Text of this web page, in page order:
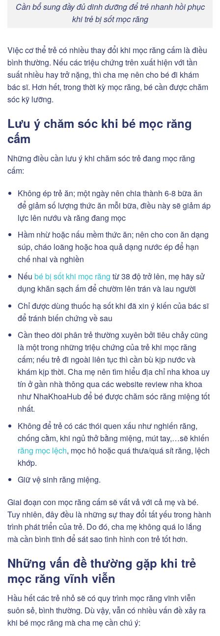
Cần bổ sung đầy đủ dinh dưỡng để trẻ nhanh hồi phục
khi trẻ bị sốt mọc răng
Việc cơ thể trẻ có nhiều thay đổi khi mọc răng cấm là điều
bình thường. Nếu các triệu chứng trên xuất hiện với tần
suất nhiều hay trở nặng, thì cha mẹ nên cho bé đi khám
bác sĩ. Hơn hết, trong thời kỳ mọc răng, bé cần được chăm
sóc kỹ lưỡng.
Lưu ý chăm sóc khi bé mọc răng
cấm
Những điều cần lưu ý khi chăm sóc trẻ đang mọc răng
cấm:
Không ép trẻ ăn; một ngày nên chia thành 6-8 bữa ăn
để giảm số lượng thức ăn mỗi bữa, điều này sẽ giảm áp
lực lên nướu và răng đang mọc
Hầm nhừ hoặc nấu mềm thức ăn; nên cho con ăn dạng
súp, cháo loãng hoặc hoa quả dạng nước ép để hạn
chế nhai và nghiền
Nếu bé bị sốt khi mọc răng từ 38 độ trở lên, mẹ hãy sử
dụng khăn sạch ấm để chườm lên trán và lau người
Chỉ được dùng thuốc hạ sốt khi đã xin ý kiến của bác sĩ
để tránh biến chứng về sau
Cần theo dõi phân trẻ thường xuyên bởi tiêu chảy cũng
là một trong những triệu chứng của trẻ khi mọc răng
cấm; nếu trẻ đi ngoài liên tục thì cần bù kịp nước và
khám kịp thời. Cha mẹ nên tìm hiểu địa chỉ nha khoa uy
tín ở gần nhà thông qua các website review nha khoa
như NhaKhoaHub để bé được chăm sóc răng miệng tốt
nhất.
Không để trẻ có các thói quen xấu như nghiến răng,
chống cằm, khi ngủ thở bằng miệng, mút tay,…sẽ khiến
răng mọc lệch, mọc hô hoặc quá thưa/quá sít răng, lệch
khớp.
Giữ vệ sinh răng miệng.
Giai đoạn con mọc răng cấm sẽ vất vả với cả mẹ và bé.
Tuy nhiên, đây đều là những sự thay đổi tất yếu trong hành
trình phát triển của trẻ. Do đó, cha mẹ không quá lo lắng
mà cần bình tĩnh để sát sao tình hình con trẻ tốt hơn.
Những vấn đề thường gặp khi trẻ
mọc răng vĩnh viễn
Hầu hết các trẻ nhỏ sẽ có quy trình mọc răng vĩnh viễn
suôn sẻ, bình thường. Dù vậy, vẫn có nhiều vấn đề xảy ra
khi bé mọc răng mà cha mẹ cần chú ý: